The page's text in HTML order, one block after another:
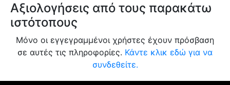
Αξιολογήσεις από τους παρακάτω
ιστότοπους
Μόνο οι εγγεγραμμένοι χρήστες έχουν πρόσβαση
σε αυτές τις πληροφορίες. Κάντε κλικ εδώ για να
συνδεθείτε.